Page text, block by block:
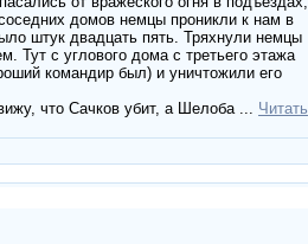
домов немцы проникли к нам в
штук двадцать пять. Тряхнули немцы
Тут с углового дома с третьего этажа
командир был) и уничтожили его
что Сачков убит, а Шелоба
Читать